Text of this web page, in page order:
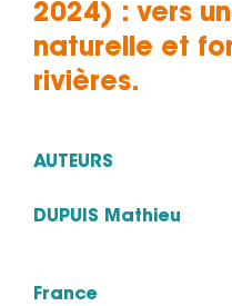
2024) : vers
naturelle et
rivières.
AUTEURS
DUPUIS Mathieu
France